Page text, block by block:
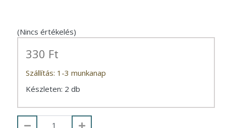
(Nincs értékelés)
330 Ft
Szállítás: 1-3 munkanap
Készleten: 2 db